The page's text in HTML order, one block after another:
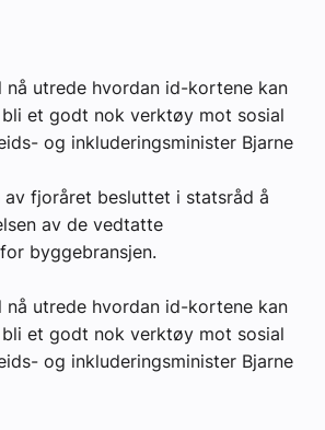
Byggfakta Nyheter
nå utrede hvordan id-kortene kan
et godt nok verktøy mot sosial
og inkluderingsminister Bjarne
av fjoråret besluttet i statsråd å
av de vedtatte
byggebransjen.
nå utrede hvordan id-kortene kan
et godt nok verktøy mot sosial
og inkluderingsminister Bjarne